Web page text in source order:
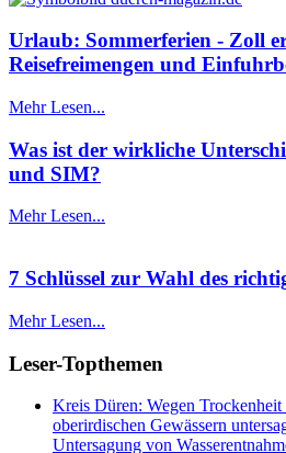
Urlaub: Sommerferien - Zoll
Reisefreimengen und
Mehr Lesen...
Was ist der wirkliche
und SIM?
Mehr Lesen...
7 Schlüssel zur Wahl des
Mehr Lesen...
Leser-Topthemen
Kreis Düren: Wegen Trockenheit
oberirdischen Gewässern
Untersagung von